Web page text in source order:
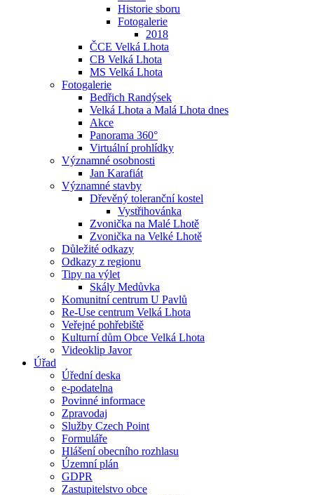
Historie sboru
Fotogalerie
2018
ČCE Velká Lhota
CB Velká Lhota
MS Velká Lhota
Fotogalerie
Bedřich Randýsek
Velká Lhota a Malá Lhota dnes
Akce
Panorama 360°
Virtuální prohlídky
Významné osobnosti
Jan Karafiát
Významné stavby
Dřevěný toleranční kostel
Vystřihovánka
Zvonička na Malé Lhotě
Zvonička na Velké Lhotě
Důležité odkazy
Odkazy z regionu
Tipy na výlet
Skály Medůvka
Komunitní centrum U Pavlů
Re-Use centrum Velká Lhota
Veřejné pohřebiště
Kulturní dům Obce Velká Lhota
Videoklip Javor
Úřad
Úřední deska
e-podatelna
Povinné informace
Zpravodaj
Služby Czech Point
Formuláře
Hlášení obecního rozhlasu
Územní plán
GDPR
Zastupitelstvo obce